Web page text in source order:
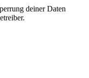
deiner Daten